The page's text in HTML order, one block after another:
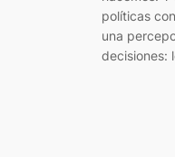
políticas
una
decisiones: